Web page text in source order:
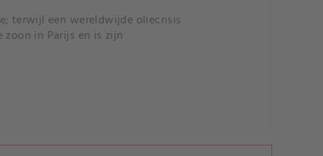
terwijl een wereldwijde oliecrisis
in Parijs en is zijn